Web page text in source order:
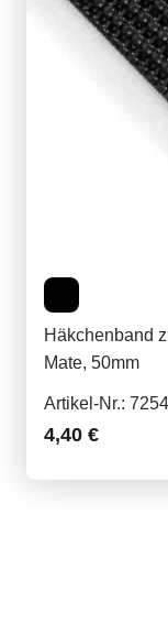
Häkchenband
Mate, 50mm
Artikel-Nr.:
4,40 €